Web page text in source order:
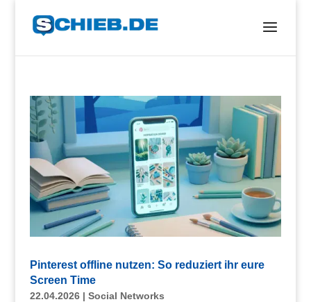
Pinterest offline nutzen: So reduziert ihr eure
Screen Time
22.04.2026| Social Networks